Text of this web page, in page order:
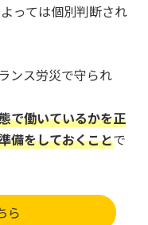
っては個別判断され
ンス労災で守られ
で働いているかを正
備をしておくことで
ら